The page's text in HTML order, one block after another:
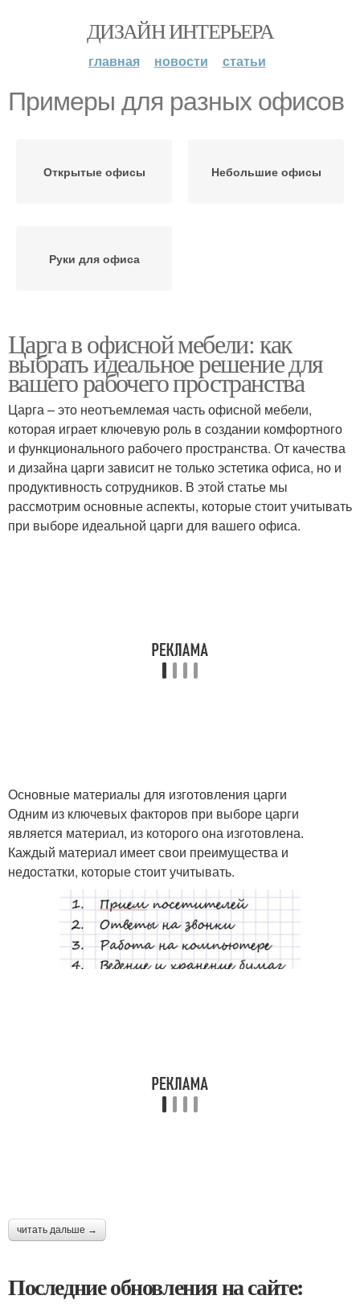
ДИЗАЙН ИНТЕРЬЕРА
главная новости статьи
Примеры для разных офисов
Открытые офисы Небольшие офисы
Руки для офиса
Царга в офисной мебели: как
выбрать идеальное решение для
вашего рабочего пространства
Царга – это неотъемлемая часть офисной мебели,
которая играет ключевую роль в создании комфортного
и функционального рабочего пространства. От качества
и дизайна царги зависит не только эстетика офиса, но и
продуктивность сотрудников. В этой статье мы
рассмотрим основные аспекты, которые стоит учитывать
при выборе идеальной царги для вашего офиса.
Основные материалы для изготовления царги
Одним из ключевых факторов при выборе царги
является материал, из которого она изготовлена.
Каждый материал имеет свои преимущества и
недостатки, которые стоит учитывать.
читать дальше →
Последние обновления на сайте: